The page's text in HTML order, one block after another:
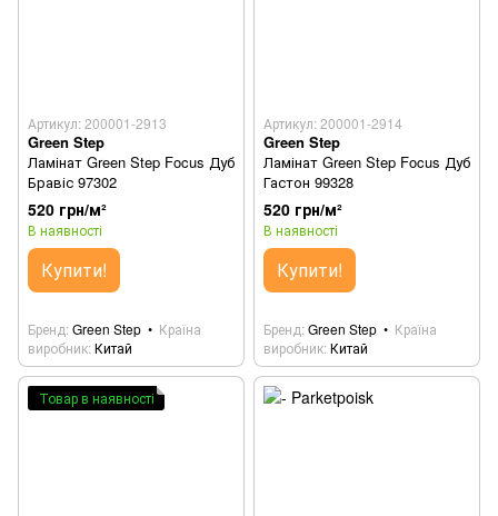
Артикул: 200001-2913
Green Step
Ламінат Green Step Focus Дуб
Бравіс 97302
520 грн/м²
В наявності
Купити!
Бренд Green Step
Країна
виробник Китай
Артикул: 200001-2914
Green Step
Ламінат Green Step Focus Дуб
Гастон 99328
520 грн/м²
В наявності
Купити!
Бренд Green Step
Країна
виробник Китай
Товар в наявності